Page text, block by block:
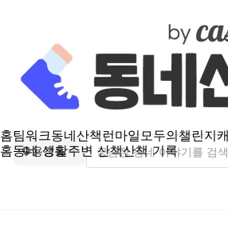
홈팀워크동네산책런마일모두의챌린지
홈동네 생활주변 산책산책 기록
용강동